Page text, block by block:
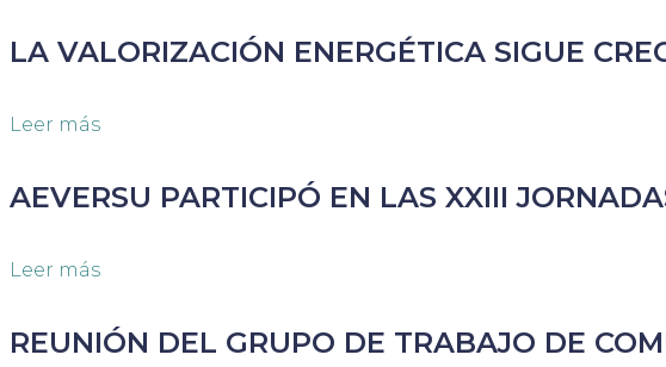
LA VALORIZACIÓN ENERGÉTICA SIGUE
Leer más
AEVERSU PARTICIPÓ EN LAS XXIII
Leer más
REUNIÓN DEL GRUPO DE TRABAJO DE